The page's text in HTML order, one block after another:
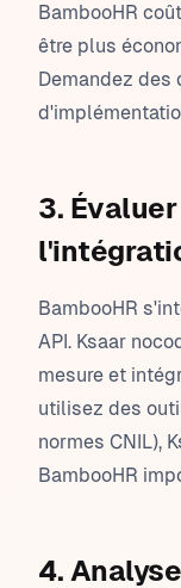
BambooHR
être plus
Demandez
3.
BambooHR
API. Ksaar
mesure et
utilisez des
normes CNIL),
BambooHR
4.